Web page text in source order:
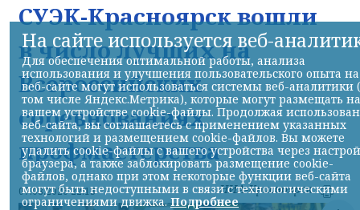
СУЭК-Красноярск вошли
в число лучших на
Всероссийских
соревнованиях
профмастерства
07.08.2026 22:13 НИА-Красноярск
На сайте используется веб-
Для обеспечения оптимальной работы, анализа
использования и улучшения пользовательского опыта на
веб-сайте могут использоваться системы веб-аналитики
том числе Яндекс.Метрика), которые могут размещать на
вашем устройстве cookie-файлы. Продолжая
веб-сайта, вы соглашаетесь с применением указанных
технологий и размещением cookie-файлов. Вы можете
удалить cookie-файлы с вашего устройства через
браузера, а также заблокировать размещение cookie-
файлов, однако при этом некоторые функции веб-сайта
могут быть недоступными в связи с технологическими
ограничениями движка.Подробнее